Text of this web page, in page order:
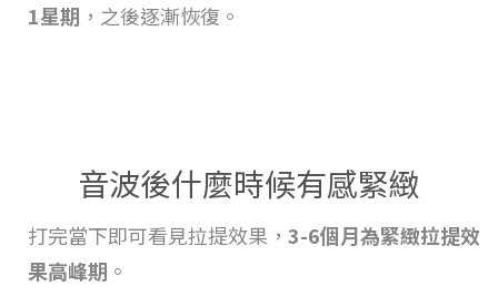
1星期 ，之後逐漸恢復 。
音波後什麼時候有感緊緻
打完當下即可看見拉提效果， 3-6個月為緊緻拉提效
果高峰期 。